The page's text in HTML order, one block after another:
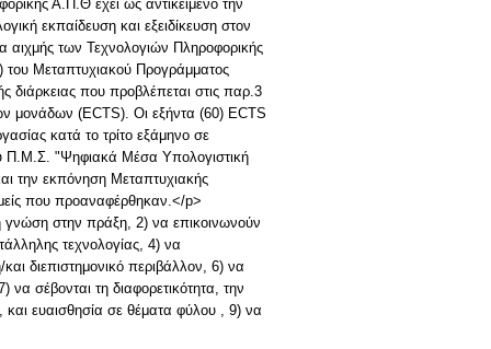
Α.Π.Θ έχει ως αντικείμενο την
εκπαίδευση και εξειδίκευση στον
αιχμής των Τεχνολογιών Πληροφορικής
Μεταπτυχιακού Προγράμματος
διάρκειας που προβλέπεται στις παρ.3
μονάδων (ECTS). Οι εξήντα (60) ECTS
κατά το τρίτο εξάμηνο σε
Π.Μ.Σ. "Ψηφιακά Μέσα Υπολογιστική
την εκπόνηση Μεταπτυχιακής
που προαναφέρθηκαν.</p>
γνώση στην πράξη, 2) να επικοινωνούν
τεχνολογίας, 4) να
διεπιστημονικό περιβάλλον, 6) να
να σέβονται τη διαφορετικότητα, την
και ευαισθησία σε θέματα φύλου , 9) να